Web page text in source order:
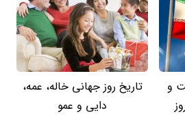
و
تاریخ روز جهانی خاله، عمه،
دایی و عمو